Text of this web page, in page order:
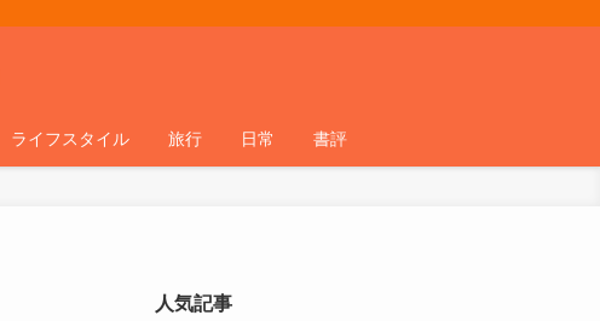
ライフスタイル 旅行 日常 書評
人気記事